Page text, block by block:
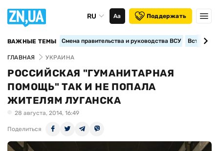
RU Аа Поддержать
ВАЖНЫЕ ТЕМЫ Смена правительства и руководства ВСУ
ГЛАВНАЯ УКРАИНА
РОССИЙСКАЯ "ГУМАНИТАРНАЯ
ПОМОЩЬ" ТАК И НЕ ПОПАЛА
ЖИТЕЛЯМ ЛУГАНСКА
28 августа, 2014, 16:49
Поделиться